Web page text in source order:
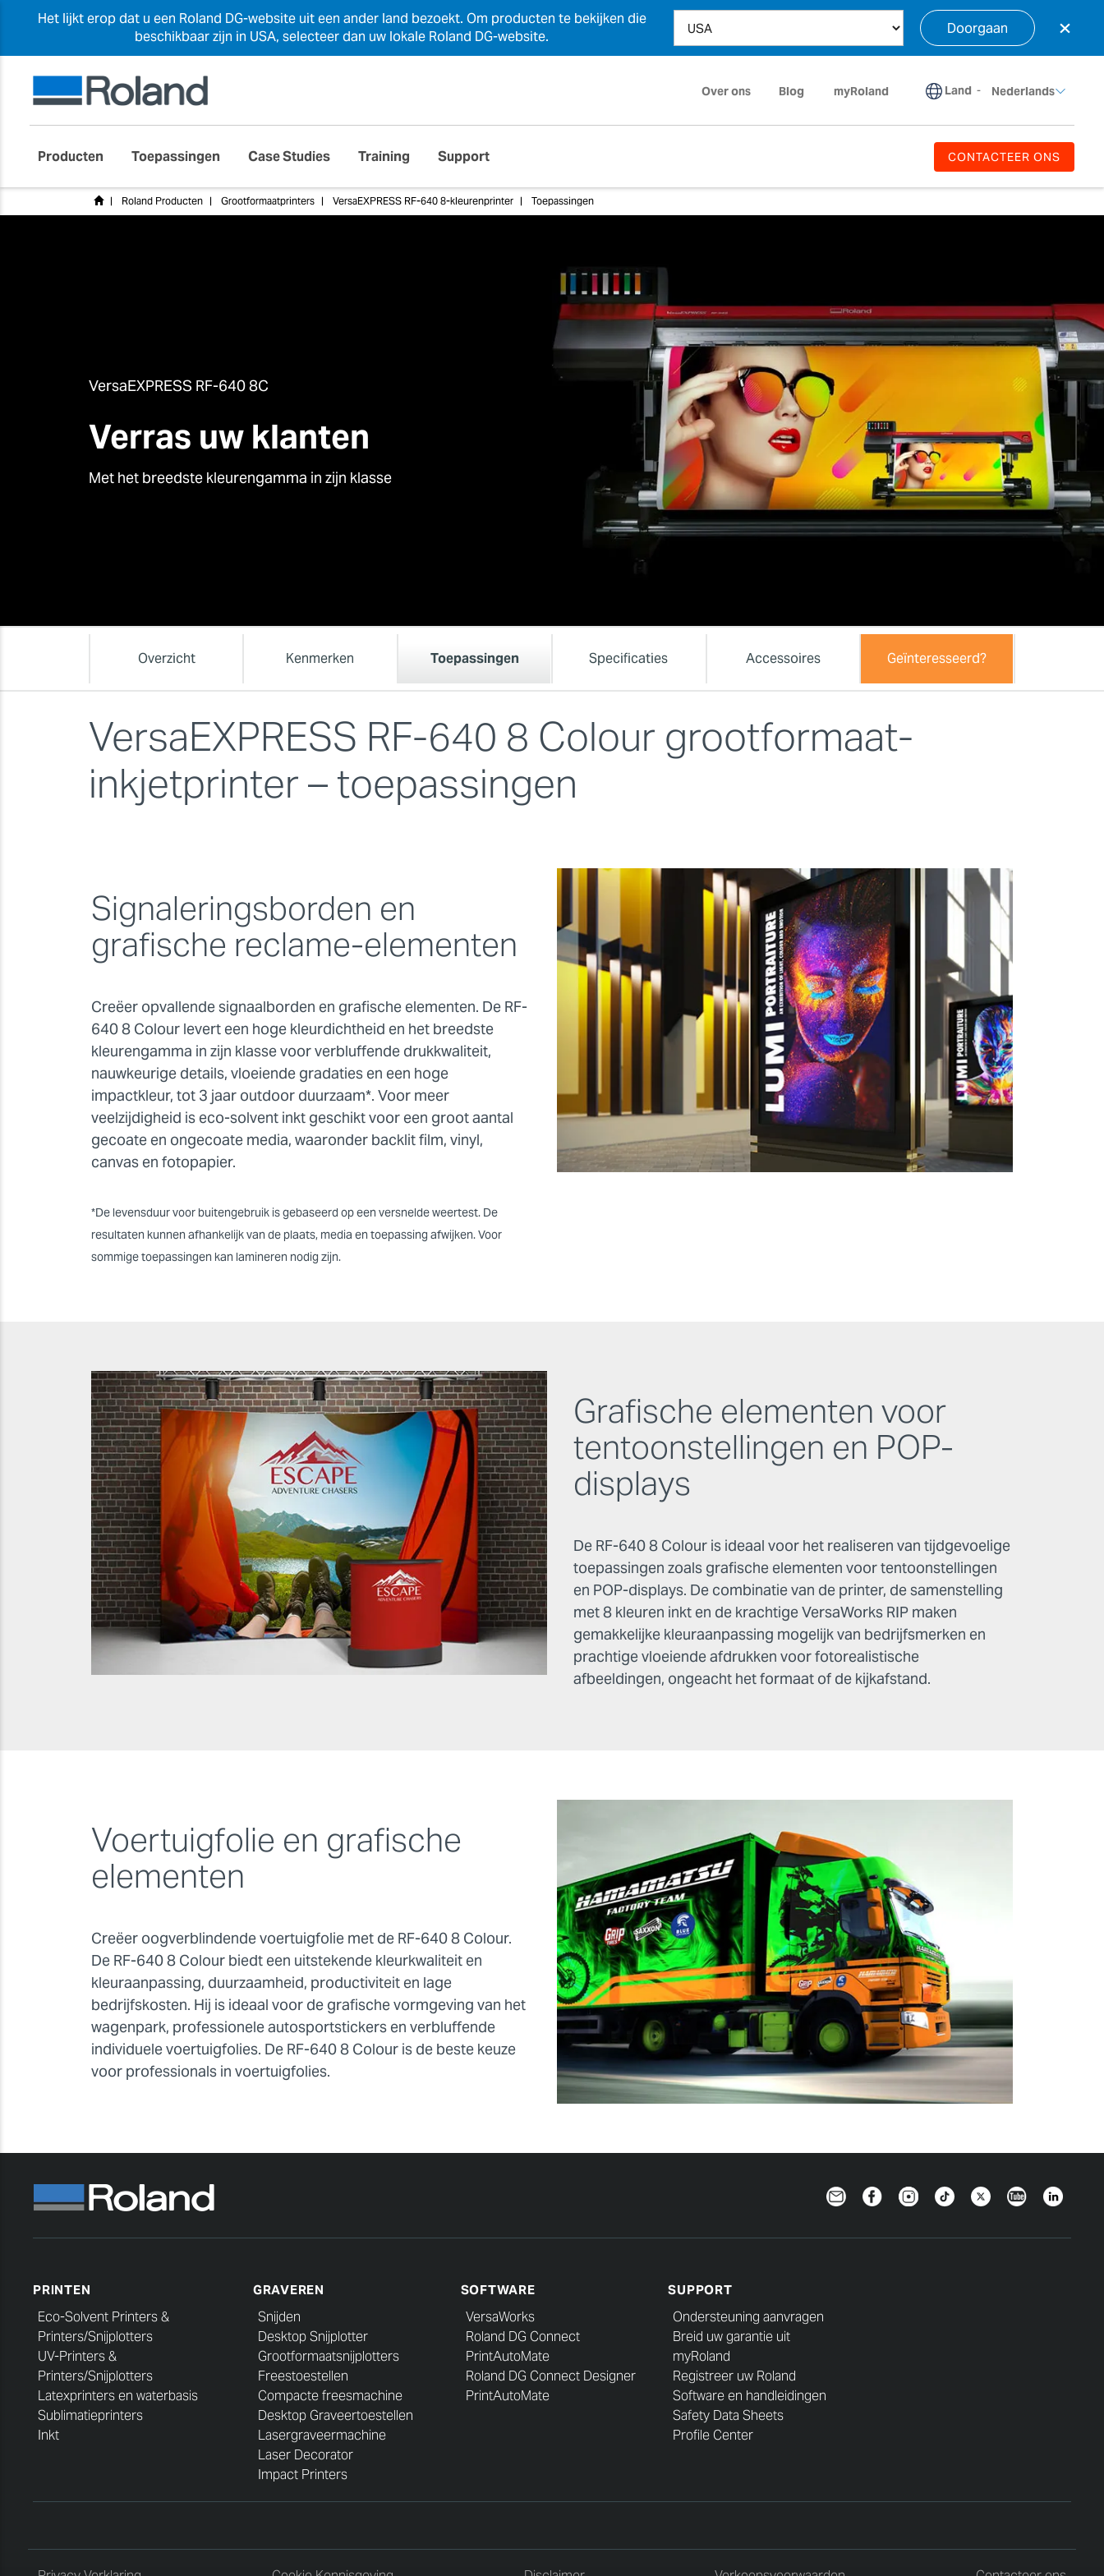
Het lijkt erop dat u een Roland DG-website uit een ander land bezoekt. Om producten te bekijken die
beschikbaar zijn in USA, selecteer dan uw lokale Roland DG-website.
Doorgaan ×
Over ons Blog myRoland Land - Nederlands
Producten Toepassingen Case Studies Training Support CONTACTEER ONS
Roland Producten Grootformaatprinters VersaEXPRESS RF-640 8-kleurenprinter Toepassingen
VersaEXPRESS RF-640 8C
Verras uw klanten
Met het breedste kleurengamma in zijn klasse
Overzicht Kenmerken Toepassingen Specificaties Accessoires Geïnteresseerd?
VersaEXPRESS RF-640 8 Colour grootformaat-
inkjetprinter – toepassingen
Signaleringsborden en
grafische reclame-elementen
Creëer opvallende signaalborden en grafische elementen. De RF-
640 8 Colour levert een hoge kleurdichtheid en het breedste
kleurengamma in zijn klasse voor verbluffende drukkwaliteit,
nauwkeurige details, vloeiende gradaties en een hoge
impactkleur, tot 3 jaar outdoor duurzaam*. Voor meer
veelzijdigheid is eco-solvent inkt geschikt voor een groot aantal
gecoate en ongecoate media, waaronder backlit film, vinyl,
canvas en fotopapier.
*De levensduur voor buitengebruik is gebaseerd op een versnelde weertest. De
resultaten kunnen afhankelijk van de plaats, media en toepassing afwijken. Voor
sommige toepassingen kan lamineren nodig zijn.
Grafische elementen voor
tentoonstellingen en POP-
displays
De RF-640 8 Colour is ideaal voor het realiseren van tijdgevoelige
toepassingen zoals grafische elementen voor tentoonstellingen
en POP-displays. De combinatie van de printer, de samenstelling
met 8 kleuren inkt en de krachtige VersaWorks RIP maken
gemakkelijke kleuraanpassing mogelijk van bedrijfsmerken en
prachtige vloeiende afdrukken voor fotorealistische
afbeeldingen, ongeacht het formaat of de kijkafstand.
Voertuigfolie en grafische
elementen
Creëer oogverblindende voertuigfolie met de RF-640 8 Colour.
De RF-640 8 Colour biedt een uitstekende kleurkwaliteit en
kleuraanpassing, duurzaamheid, productiviteit en lage
bedrijfskosten. Hij is ideaal voor de grafische vormgeving van het
wagenpark, professionele autosportstickers en verbluffende
individuele voertuigfolies. De RF-640 8 Colour is de beste keuze
voor professionals in voertuigfolies.
NewsletterFacebookInstagramTikTokTwitterYouTubeLinkedin
PRINTEN
Eco-Solvent Printers &
Printers/Snijplotters
UV-Printers &
Printers/Snijplotters
Latexprinters en waterbasis
Sublimatieprinters
Inkt
GRAVEREN
Snijden
Desktop Snijplotter
Grootformaatsnijplotters
Freestoestellen
Compacte freesmachine
Desktop Graveertoestellen
Lasergraveermachine
Laser Decorator
Impact Printers
SOFTWARE
VersaWorks
Roland DG Connect
PrintAutoMate
Roland DG Connect Designer
PrintAutoMate
SUPPORT
Ondersteuning aanvragen
Breid uw garantie uit
myRoland
Registreer uw Roland
Software en handleidingen
Safety Data Sheets
Profile Center